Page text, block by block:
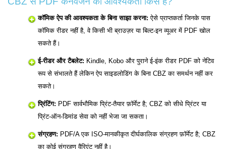
कॉमिक ऐप की आवश्यकता के बिना साझा करना: ऐसे प्राप्तकर्ता जिनके पास
कॉमिक रीडर नहीं है, वे किसी भी ब्राउज़र या बिल्ट-इन व्यूअर में PDF खोल
सकते हैं।
ई-रीडर और टैबलेट: Kindle, Kobo और पुराने ई-इंक रीडर PDF को नेटिव
रूप से संभालते हैं लेकिन ऐप साइडलोडिंग के बिना CBZ का समर्थन नहीं कर
सकते।
प्रिंटिंग: PDF सार्वभौमिक प्रिंट-तैयार फ़ॉर्मेट है; CBZ को सीधे प्रिंटर या
प्रिंट-ऑन-डिमांड सेवा को नहीं भेजा जा सकता।
संग्रहण: PDF/A एक ISO-मानकीकृत दीर्घकालिक संग्रहण फ़ॉर्मेट है; CBZ
का कोई संग्रहण वैरिएंट नहीं है।